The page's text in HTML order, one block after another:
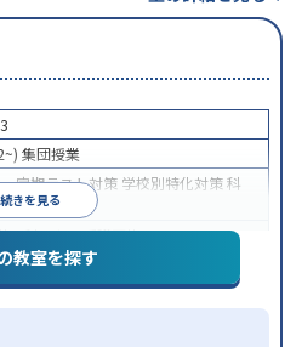
続きを見る
集団授業
定期テスト対策 学校別特化対策科
1科目から受講可能
教室を探す